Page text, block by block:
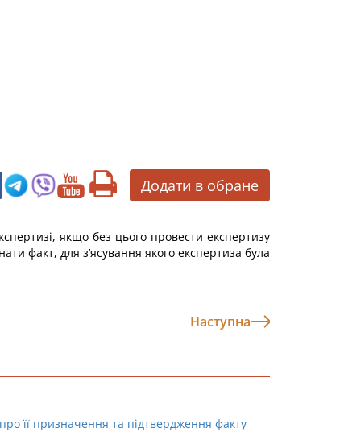
Додати в обране
якщо без цього провести експертизу
факт, для з’ясування якого експертиза була
Наступна
її призначення та підтвердження факту